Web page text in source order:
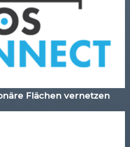
Flächen vernetzen